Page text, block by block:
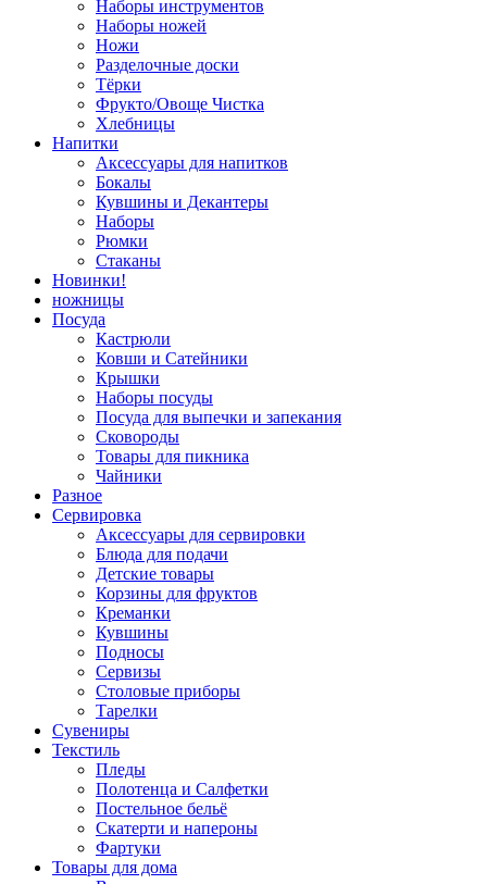
Наборы инструментов
Наборы ножей
Ножи
Разделочные доски
Тёрки
Фрукто/Овоще Чистка
Хлебницы
Напитки
Аксессуары для напитков
Бокалы
Кувшины и Декантеры
Наборы
Рюмки
Стаканы
Новинки!
ножницы
Посуда
Кастрюли
Ковши и Сатейники
Крышки
Наборы посуды
Посуда для выпечки и запекания
Сковороды
Товары для пикника
Чайники
Разное
Сервировка
Аксессуары для сервировки
Блюда для подачи
Детские товары
Корзины для фруктов
Креманки
Кувшины
Подносы
Сервизы
Столовые приборы
Тарелки
Сувениры
Текстиль
Пледы
Полотенца и Салфетки
Постельное бельё
Скатерти и напероны
Фартуки
Товары для дома